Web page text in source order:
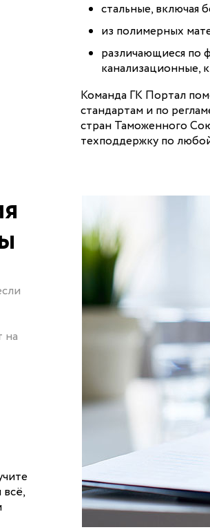
стальные, включая
из полимерных
различающиеся по
канализационные,
Команда ГК Портал
стандартам и по
стран Таможенного
техподдержку по
на